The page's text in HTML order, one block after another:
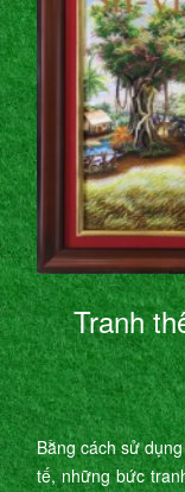
Tranh
Bằng cách sử
tế, những bức